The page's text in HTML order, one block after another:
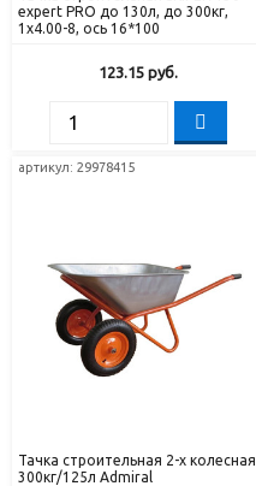
expert PRO до 130л, до 300кг,
1x4.00-8, ось 16*100
123.15руб.
артикул: 29978415
Тачка строительная 2-х колесная
300кг/125л Admiral